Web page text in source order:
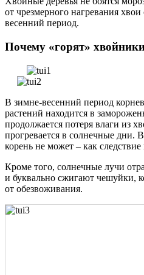
от чрезмерного нагревания
весенний период.
Почему «горят»
В зимне-весенний период
растений находится в
продолжается потеря влаги из
прогревается в солнечные дни.
корень не может – как
Кроме того, солнечные лучи
и буквально сжигают чешуйки,
от обезвоживания.